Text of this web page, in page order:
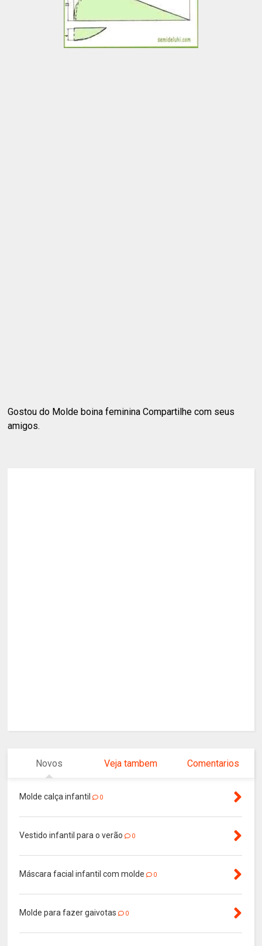
Gostou do Molde boina feminina Compartilhe com seus
amigos.
Novos Veja tambem Comentarios
Molde calça infantil 0
Vestido infantil para o verão 0
Máscara facial infantil com molde 0
Molde para fazer gaivotas 0